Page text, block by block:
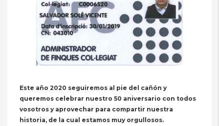
Este año 2020 seguiremos al pie del cañón y
queremos celebrar nuestro 50 aniversario con todos
vosotros y aprovechar para compartir nuestra
historia, de la cual estamos muy orgullosos.